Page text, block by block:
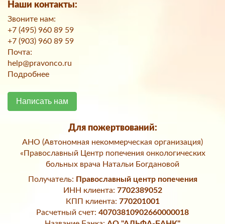
Наши контакты:
Звоните нам:
+7 (495) 960 89 59
+7 (903) 960 89 59
Почта:
help@pravonco.ru
Подробнее
Написать нам
Для пожертвований:
АНО (Автономная некоммерческая организация)
«Православный Центр попечения онкологических
больных врача Натальи Богдановой
Получатель: Православный центр попечения
ИНН клиента: 7702389052
КПП клиента: 770201001
Расчетный счет: 40703810902660000018